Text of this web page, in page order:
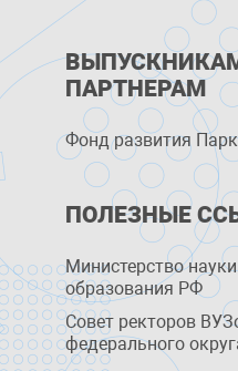
ПАРТНЕРАМ
Фонд развития
ПОЛЕЗНЫЕ
Министерство
образования РФ
Совет ректоров
федерального